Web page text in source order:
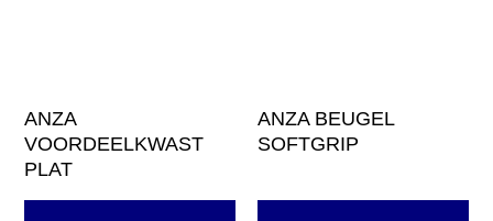
ANZA
VOORDEELKWAST
PLAT
ANZA BEUGEL
SOFTGRIP